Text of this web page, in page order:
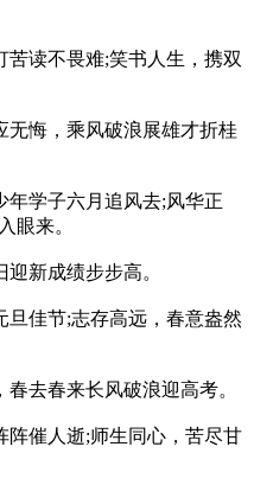
苦读不畏难;笑书人生，携双
无悔，乘风破浪展雄才折桂
年学子六月追风去;风华正
眼来。
新成绩步步高。
旦佳节;志存高远，春意盎然
去春来长风破浪迎高考。
阵催人逝;师生同心，苦尽甘